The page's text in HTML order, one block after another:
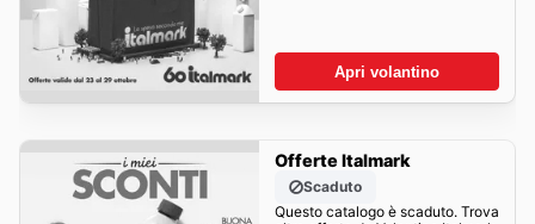
Apri volantino
Offerte Italmark
Scaduto
Questo catalogo è scaduto. Trova